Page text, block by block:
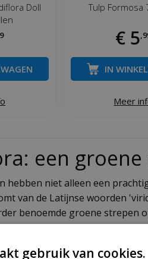
Doll
Tulp Formosa
€ 5
Meer
IN
een
hebben niet alleen een
van de Latijnse woorden
benoemde groene strepen
Zowel binnen als buiten
gebruik van cookies.